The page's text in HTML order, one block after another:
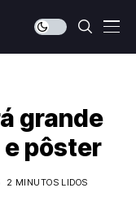
grande
pôster
2 MINUTOS LIDOS